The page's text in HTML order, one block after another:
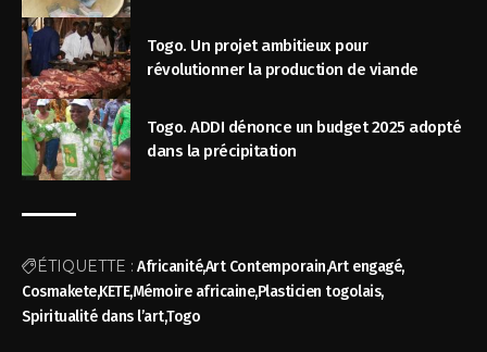
Togo. Un projet ambitieux pour
révolutionner la production de viande
Togo. ADDI dénonce un budget 2025 adopté
dans la précipitation
ÉTIQUETTE : AfricanitéArt ContemporainArt engagé
CosmaketeKETEMémoire africainePlasticien togolais
Spiritualité dans l’artTogo